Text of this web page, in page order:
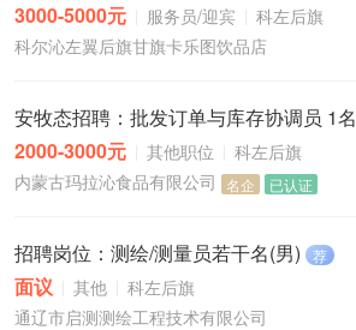
3000-5000元 服务员/迎宾
科左后旗
科尔沁左翼后旗甘旗卡乐图饮品店
安牧态招聘：批发订单与库存协调员 1名
2000-3000元 其他职位
科左后旗
内蒙古玛拉沁食品有限公司 名企 已认证
招聘岗位：测绘/测量员若干名(男) 荐
面议 其他
科左后旗
通辽市启测测绘工程技术有限公司